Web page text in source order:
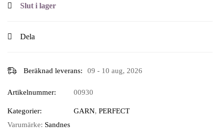
Slut i lager
Dela
Beräknad leverans: 09 - 10 aug, 2026
Artikelnummer: 00930
Kategorier: GARN, PERFECT
Varumärke: Sandnes